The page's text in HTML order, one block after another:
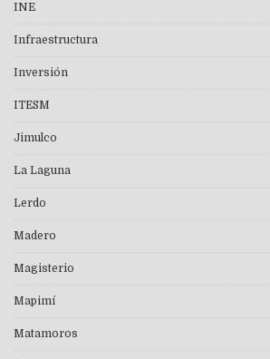
INE
Infraestructura
Inversión
ITESM
Jimulco
La Laguna
Lerdo
Madero
Magisterio
Mapimí
Matamoros